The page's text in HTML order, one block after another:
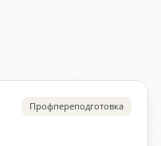
Профпереподготовка